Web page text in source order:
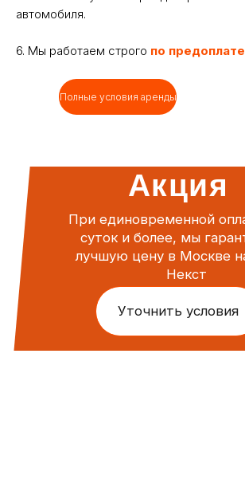
Полные условия аренды
автомобиля.
6. Мы работаем строго по предоплате